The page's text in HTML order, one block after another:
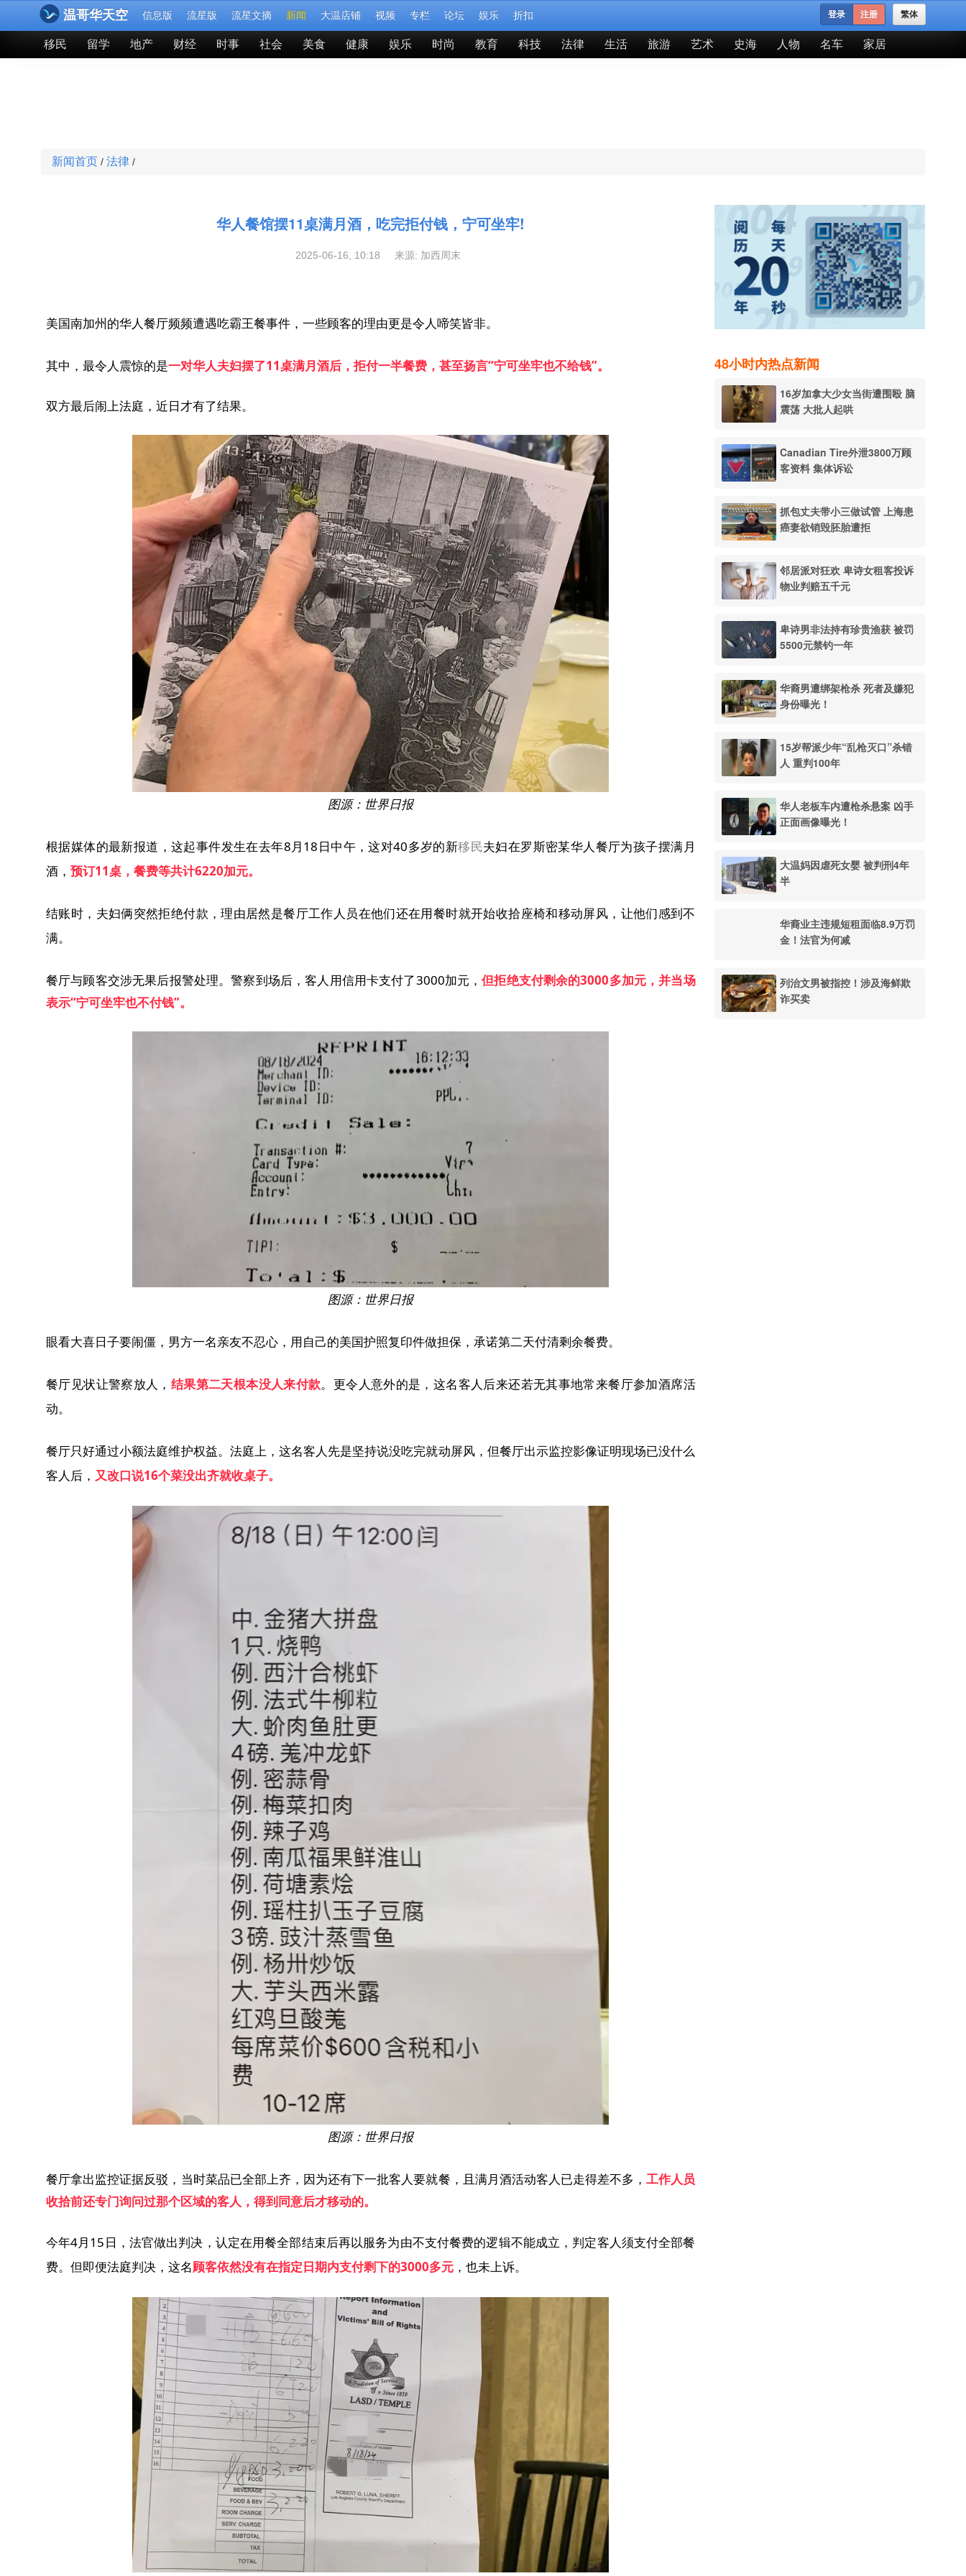
温哥华天空 信息版 流星版 流星文摘 新闻 大温店铺 视频 专栏 论坛 娱乐 折扣 繁体
登录 注册
移民 留学 地产 财经 时事 社会 美食 健康 娱乐 时尚 教育 科技 法律 生活 旅游 艺术 史海 人物 名车 家居
新闻首页 / 法律 /
华人餐馆摆11桌满月酒，吃完拒付钱，宁可坐牢!
2025-06-16, 10:18 来源: 加西周末
美国南加州的华人餐厅频频遭遇吃霸王餐事件，一些顾客的理由更是令人啼笑皆非。
其中，最令人震惊的是一对华人夫妇摆了11桌满月酒后，拒付一半餐费，甚至扬言“宁可坐牢也不给钱”。
双方最后闹上法庭，近日才有了结果。
图源：世界日报
根据媒体的最新报道，这起事件发生在去年8月18日中午，这对40多岁的新移民夫妇在罗斯密某华人餐厅为孩子摆满月
酒， 预订11桌，餐费等共计6220加元。
结账时，夫妇俩突然拒绝付款，理由居然是餐厅工作人员在他们还在用餐时就开始收拾座椅和移动屏风，让他们感到不
满。
餐厅与顾客交涉无果后报警处理。警察到场后，客人用信用卡支付了3000加元，但拒绝支付剩余的3000多加元，并当场
表示“宁可坐牢也不付钱”。
图源：世界日报
眼看大喜日子要闹僵，男方一名亲友不忍心，用自己的美国护照复印件做担保，承诺第二天付清剩余餐费。
餐厅见状让警察放人， 结果第二天根本没人来付款。更令人意外的是，这名客人后来还若无其事地常来餐厅参加酒席活
动。
餐厅只好通过小额法庭维护权益。法庭上，这名客人先是坚持说没吃完就动屏风，但餐厅出示监控影像证明现场已没什么
客人后， 又改口说16个菜没出齐就收桌子。
图源：世界日报
餐厅拿出监控证据反驳，当时菜品已全部上齐，因为还有下一批客人要就餐，且满月酒活动客人已走得差不多，工作人员
收拾前还专门询问过那个区域的客人，得到同意后才移动的。
今年4月15日，法官做出判决，认定在用餐全部结束后再以服务为由不支付餐费的逻辑不能成立，判定客人须支付全部餐
费。但即便法庭判决，这名顾客依然没有在指定日期内支付剩下的3000多元 ，也未上诉。
48小时内热点新闻
16岁加拿大少女当街遭围殴 脑
震荡 大批人起哄
Canadian Tire外泄3800万顾
客资料 集体诉讼
抓包丈夫带小三做试管 上海患
癌妻欲销毁胚胎遭拒
邻居派对狂欢 卑诗女租客投诉
物业判赔五千元
卑诗男非法持有珍贵渔获 被罚
5500元禁钓一年
华裔男遭绑架枪杀 死者及嫌犯
身份曝光！
15岁帮派少年“乱枪灭口”杀错
人 重判100年
华人老板车内遭枪杀悬案 凶手
正面画像曝光！
大温妈因虐死女婴 被判刑4年
半
华裔业主违规短租面临8.9万罚
金！法官为何减
列治文男被指控！涉及海鲜欺
诈买卖